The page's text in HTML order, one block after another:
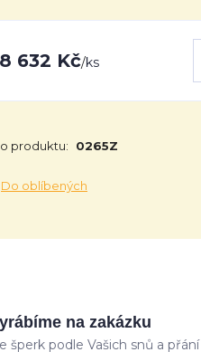
8 632 Kč/ks
produktu: 0265Z
Do oblíbených
na zakázku
šperk podle Vašich snů a přání